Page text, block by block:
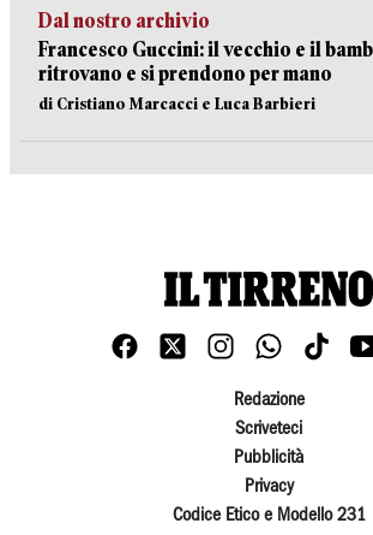
Dal nostro archivio
Francesco Guccini: il vecchio e il
ritrovano e si prendono per mano
di Cristiano Marcacci e Luca Barbieri
Redazione
Scriveteci
Pubblicità
Privacy
Codice Etico e Modello 231